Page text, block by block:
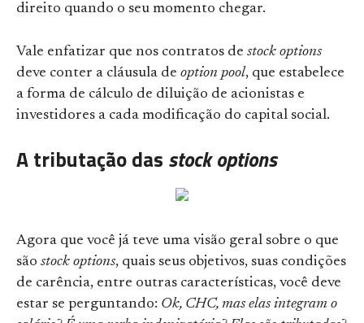
direito quando o seu momento chegar.
Vale enfatizar que nos contratos de stock options
deve conter a cláusula de option pool, que estabelece
a forma de cálculo de diluição de acionistas e
investidores a cada modificação do capital social.
A tributação das stock options
Agora que você já teve uma visão geral sobre o que
são stock options, quais seus objetivos, suas condições
de carência, entre outras características, você deve
estar se perguntando: Ok, CHC, mas elas integram o